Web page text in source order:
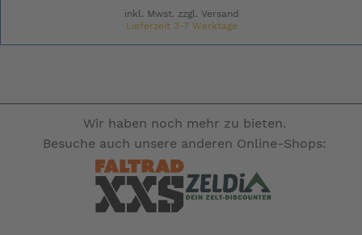
inkl. Mwst. zzgl. Versand
Lieferzeit 3-7 Werktage
Wir haben noch mehr zu bieten.
Besuche auch unsere anderen Online-Shops: